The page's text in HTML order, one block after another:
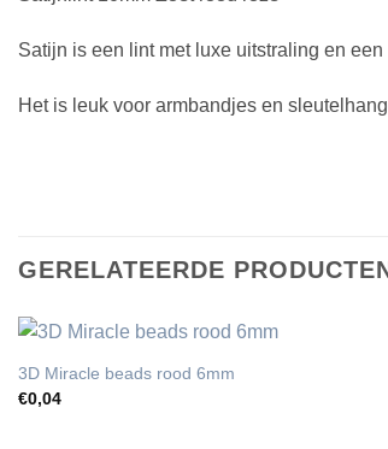
Satijn is een lint met luxe uitstraling en
Het is leuk voor armbandjes en
GERELATEERDE
3D Miracle beads rood 6mm
€0,04